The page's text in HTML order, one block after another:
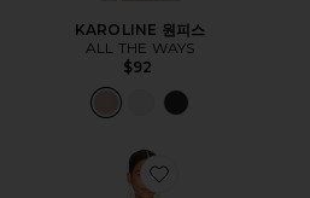
KAROLINE 원피스
ALL THE WAYS
$92
Favorite LOTTIE 원피스